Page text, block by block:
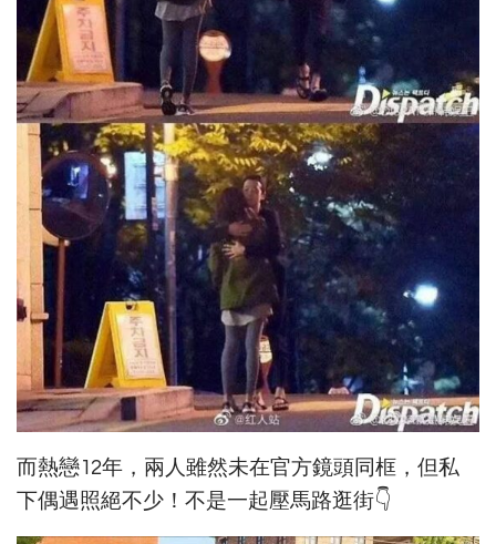
而熱戀12年，兩人雖然未在官方鏡頭同框，但私
下偶遇照絕不少！不是一起壓馬路逛街👇